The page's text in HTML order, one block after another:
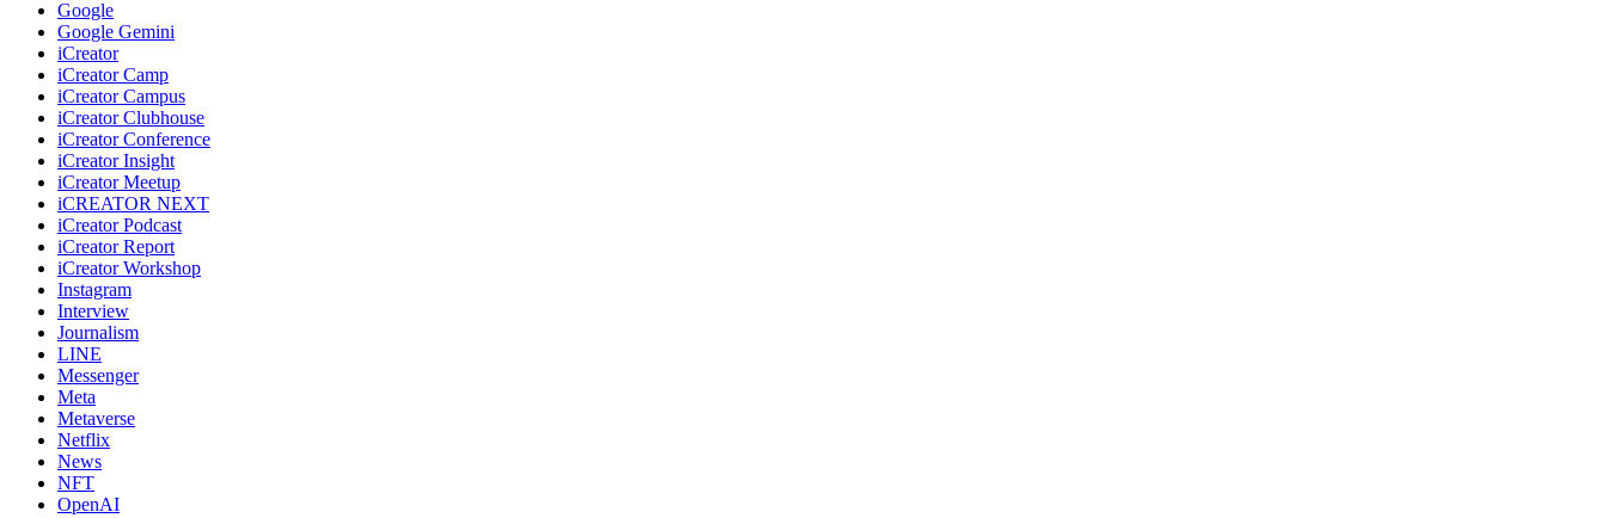
Google
Google Gemini
iCreator
iCreator Camp
iCreator Campus
iCreator Clubhouse
iCreator Conference
iCreator Insight
iCreator Meetup
iCREATOR NEXT
iCreator Podcast
iCreator Report
iCreator Workshop
Instagram
Interview
Journalism
LINE
Messenger
Meta
Metaverse
Netflix
News
NFT
OpenAI